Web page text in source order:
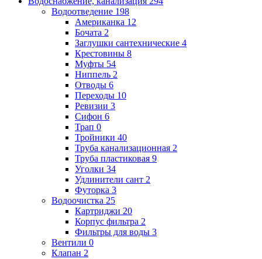
Водоотведение 198
Американка 12
Бочата 2
Заглушки сантехнические 4
Крестовины 8
Муфты 54
Ниппель 2
Отводы 6
Переходы 10
Ревизии 3
Сифон 6
Трап 0
Тройники 40
Труба канализационная 2
Труба пластиковая 9
Уголки 34
Удлинители сант 2
Футорка 3
Водоочистка 25
Картриджи 20
Корпус фильтра 2
Фильтры для воды 3
Вентили 0
Клапан 2